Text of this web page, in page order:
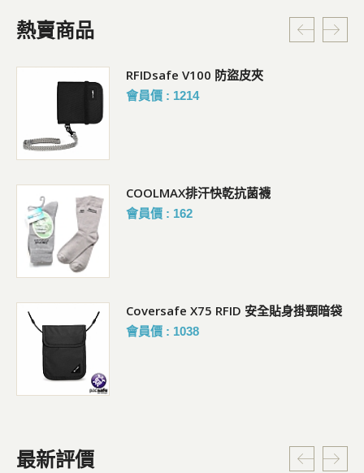
熱賣商品
RFIDsafe V100 防盜皮夾
會員價 : 1214
COOLMAX排汗快乾抗菌襪
會員價 : 162
Coversafe X75 RFID 安全貼身掛頸暗袋
會員價 : 1038
最新評價